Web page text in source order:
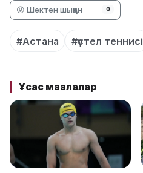
😡 Шектен шыққан 0
#Астана #үстел теннисі
Ұқсас мақалалар